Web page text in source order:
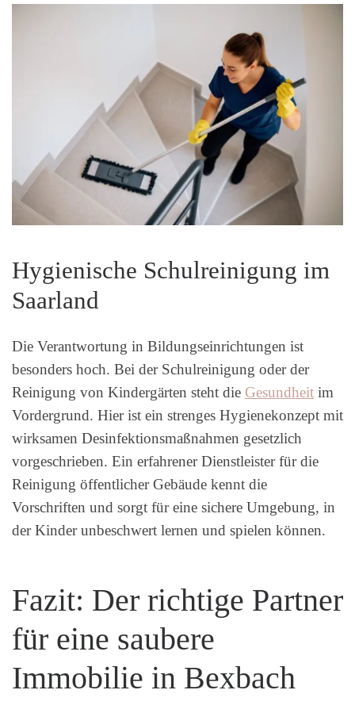
Hygienische Schulreinigung im
Saarland
Die Verantwortung in Bildungseinrichtungen ist
besonders hoch. Bei der Schulreinigung oder der
Reinigung von Kindergärten steht die Gesundheit im
Vordergrund. Hier ist ein strenges Hygienekonzept mit
wirksamen Desinfektionsmaßnahmen gesetzlich
vorgeschrieben. Ein erfahrener Dienstleister für die
Reinigung öffentlicher Gebäude kennt die
Vorschriften und sorgt für eine sichere Umgebung, in
der Kinder unbeschwert lernen und spielen können.
Fazit: Der richtige Partner
für eine saubere
Immobilie in Bexbach